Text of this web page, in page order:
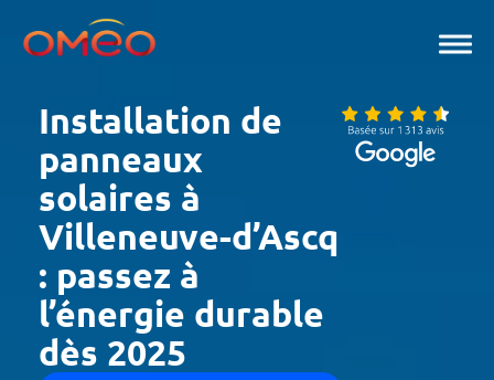
contenu
Installation de
panneaux
solaires à
Villeneuve-d’Ascq
: passez à
l’énergie durable
dès 2025